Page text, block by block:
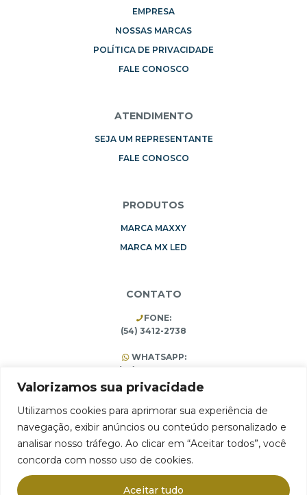
Valorizamos sua privacidade
Utilizamos cookies para aprimorar sua experiência de
navegação, exibir anúncios ou conteúdo personalizado e
analisar nosso tráfego. Ao clicar em “Aceitar todos”, você
concorda com nosso uso de cookies.
Aceitar tudo
EMPRESA
NOSSAS MARCAS
POLÍTICA DE PRIVACIDADE
FALE CONOSCO
ATENDIMENTO
SEJA UM REPRESENTANTE
FALE CONOSCO
PRODUTOS
MARCA MAXXY
MARCA MX LED
CONTATO
FONE:
(54) 3412-2738
WHATSAPP:
(54) 99196-3453
(54) 3412-1473
ARMAZÉM 75 Comércio e Importação Ltda.
Rua Pain Filho, 1994, São José, Farroupilha, RS 95180-406
CNPJ 10.314.731/0001-65